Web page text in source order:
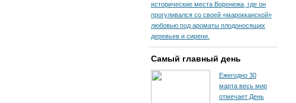
исторические места Воронежа, где он
прогуливался со своей «марокканской»
любовью под ароматы плодоносящих
деревьев и сирени.
Самый главный день
Ежегодно 30
марта весь мир
отмечает День